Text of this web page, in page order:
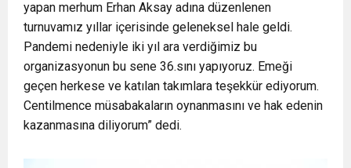
yapan merhum Erhan Aksay adına düzenlenen
turnuvamız yıllar içerisinde geleneksel hale geldi.
Pandemi nedeniyle iki yıl ara verdiğimiz bu
organizasyonun bu sene 36.sını yapıyoruz. Emeği
geçen herkese ve katılan takımlara teşekkür ediyorum.
Centilmence müsabakaların oynanmasını ve hak edenin
kazanmasına diliyorum” dedi.